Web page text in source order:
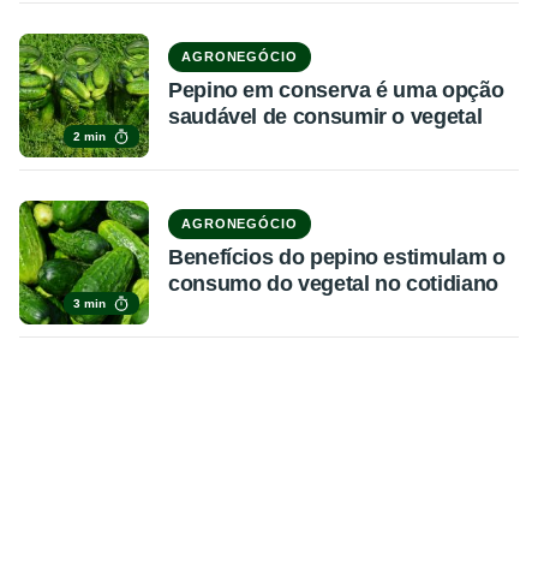
2 min
AGRONEGÓCIO
Pepino em conserva é uma opção
saudável de consumir o vegetal
3 min
AGRONEGÓCIO
Benefícios do pepino estimulam o
consumo do vegetal no cotidiano